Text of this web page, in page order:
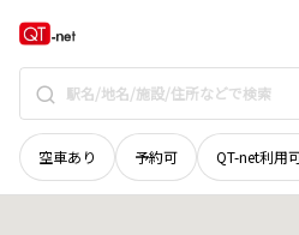
空車あり 予約可 QT-net利用
栃木県